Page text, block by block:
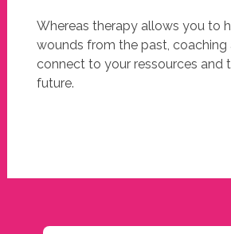
Whereas therapy allows you to
wounds from the past,
connect to your ressources and
future.